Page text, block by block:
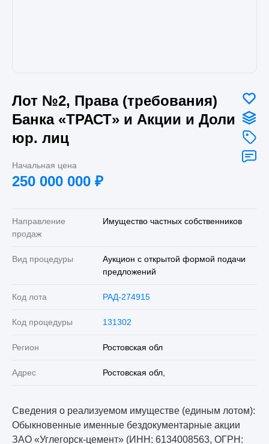
Лот №2, Права (требования)
Банка «ТРАСТ» и Акции и Доли
юр. лиц
Начальная цена
250 000 000 ₽
Направление
продаж
Имущество частных собственников
Вид процедуры
Аукцион с открытой формой подачи
предложений
Код лота РАД-274915
Код процедуры 131302
Регион Ростовская обл
Адрес Ростовская обл,
Сведения о реализуемом имуществе (единым лотом):
Обыкновенные именные бездокументарные акции
ЗАО «Углегорск-цемент» (ИНН: 6134008563, ОГРН: